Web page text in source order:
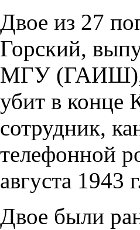
Двое из 27
Горский,
МГУ (ГАИШ),
убит в конце
сотрудник,
телефонной
августа 1943
Двое были